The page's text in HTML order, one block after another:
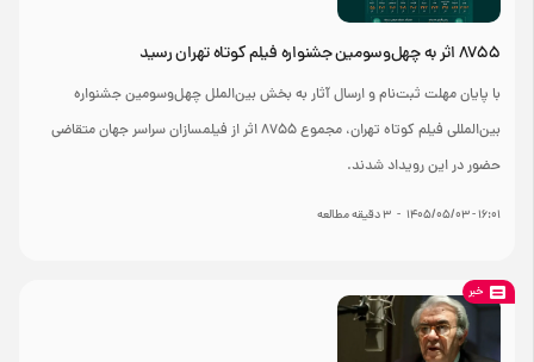
۸۷۵۵ اثر به چهل‌وسومین جشنواره فیلم کوتاه تهران رسید
با پایان مهلت ثبت‌نام و ارسال آثار به بخش بین‌الملل چهل‌وسومین جشنواره
بین‌المللی فیلم کوتاه تهران، مجموع ۸۷۵۵ اثر از فیلمسازان سراسر جهان متقاضی
حضور در این رویداد شدند.
۱۶:۰۱ - ۱۴۰۵/۰۵/۰۳ - ۳دقیقه مطالعه
خبر